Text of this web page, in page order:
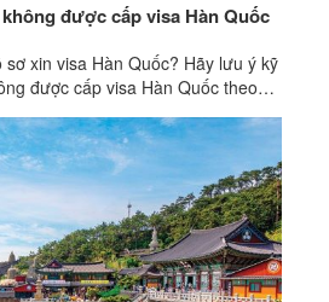
được cấp visa Hàn Quốc
xin visa Hàn Quốc? Hãy lưu ý kỹ
được cấp visa Hàn Quốc theo